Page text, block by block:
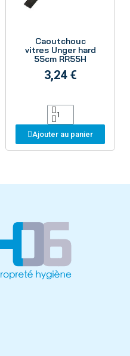
Caoutchouc
vitres Unger hard
55cm RR55H
3,24 €
Ajouter au panier